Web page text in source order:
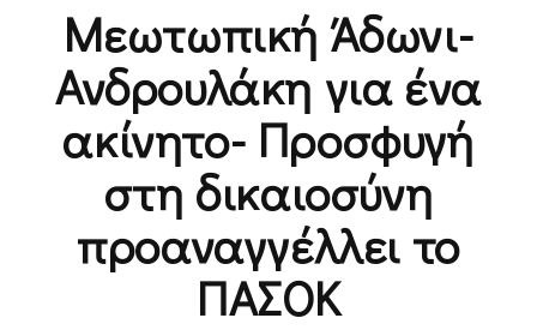
Μεωτωπική Άδωνι-
Ανδρουλάκη για ένα
ακίνητο- Προσφυγή
στη δικαιοσύνη
προαναγγέλλει το
ΠΑΣΟΚ